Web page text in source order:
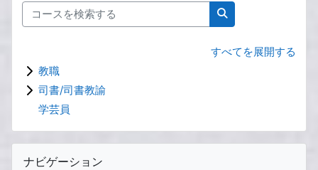
コースを検索する
コースを検索する
すべてを展開する
教職
司書/司書教諭
学芸員
ブロック
ナビゲーション